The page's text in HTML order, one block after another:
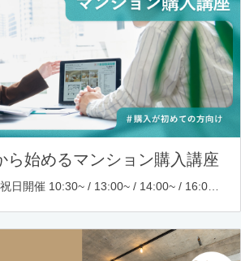
ら始めるマンション購入講座
木・金・土・日・祝日開催 10:30~ / 13:00~ / 14:00~ / 16:00~ / 17:00~/ 18:30~/ 19:30~